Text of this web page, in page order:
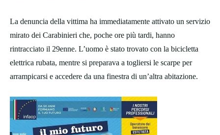
La denuncia della vittima ha immediatamente attivato un servizio
mirato dei Carabinieri che, poche ore più tardi, hanno
rintracciato il 29enne. L’uomo è stato trovato con la bicicletta
elettrica rubata, mentre si preparava a togliersi le scarpe per
arrampicarsi e accedere da una finestra di un’altra abitazione.